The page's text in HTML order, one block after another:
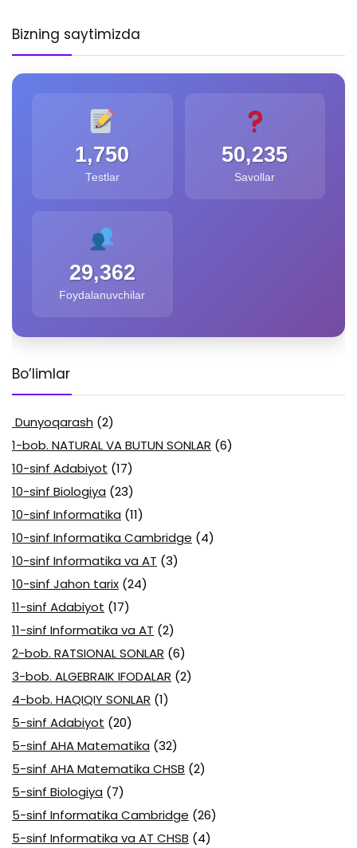
Bizning saytimizda
1,750
Testlar
50,235
Savollar
29,362
Foydalanuvchilar
Bo’limlar
Dunyoqarash (2)
1-bob. NATURAL VA BUTUN SONLAR (6)
10-sinf Adabiyot (17)
10-sinf Biologiya (23)
10-sinf Informatika (11)
10-sinf Informatika Cambridge (4)
10-sinf Informatika va AT (3)
10-sinf Jahon tarix (24)
11-sinf Adabiyot (17)
11-sinf Informatika va AT (2)
2-bob. RATSIONAL SONLAR (6)
3-bob. ALGEBRAIK IFODALAR (2)
4-bob. HAQIQIY SONLAR (1)
5-sinf Adabiyot (20)
5-sinf AHA Matematika (32)
5-sinf AHA Matematika CHSB (2)
5-sinf Biologiya (7)
5-sinf Informatika Cambridge (26)
5-sinf Informatika va AT CHSB (4)